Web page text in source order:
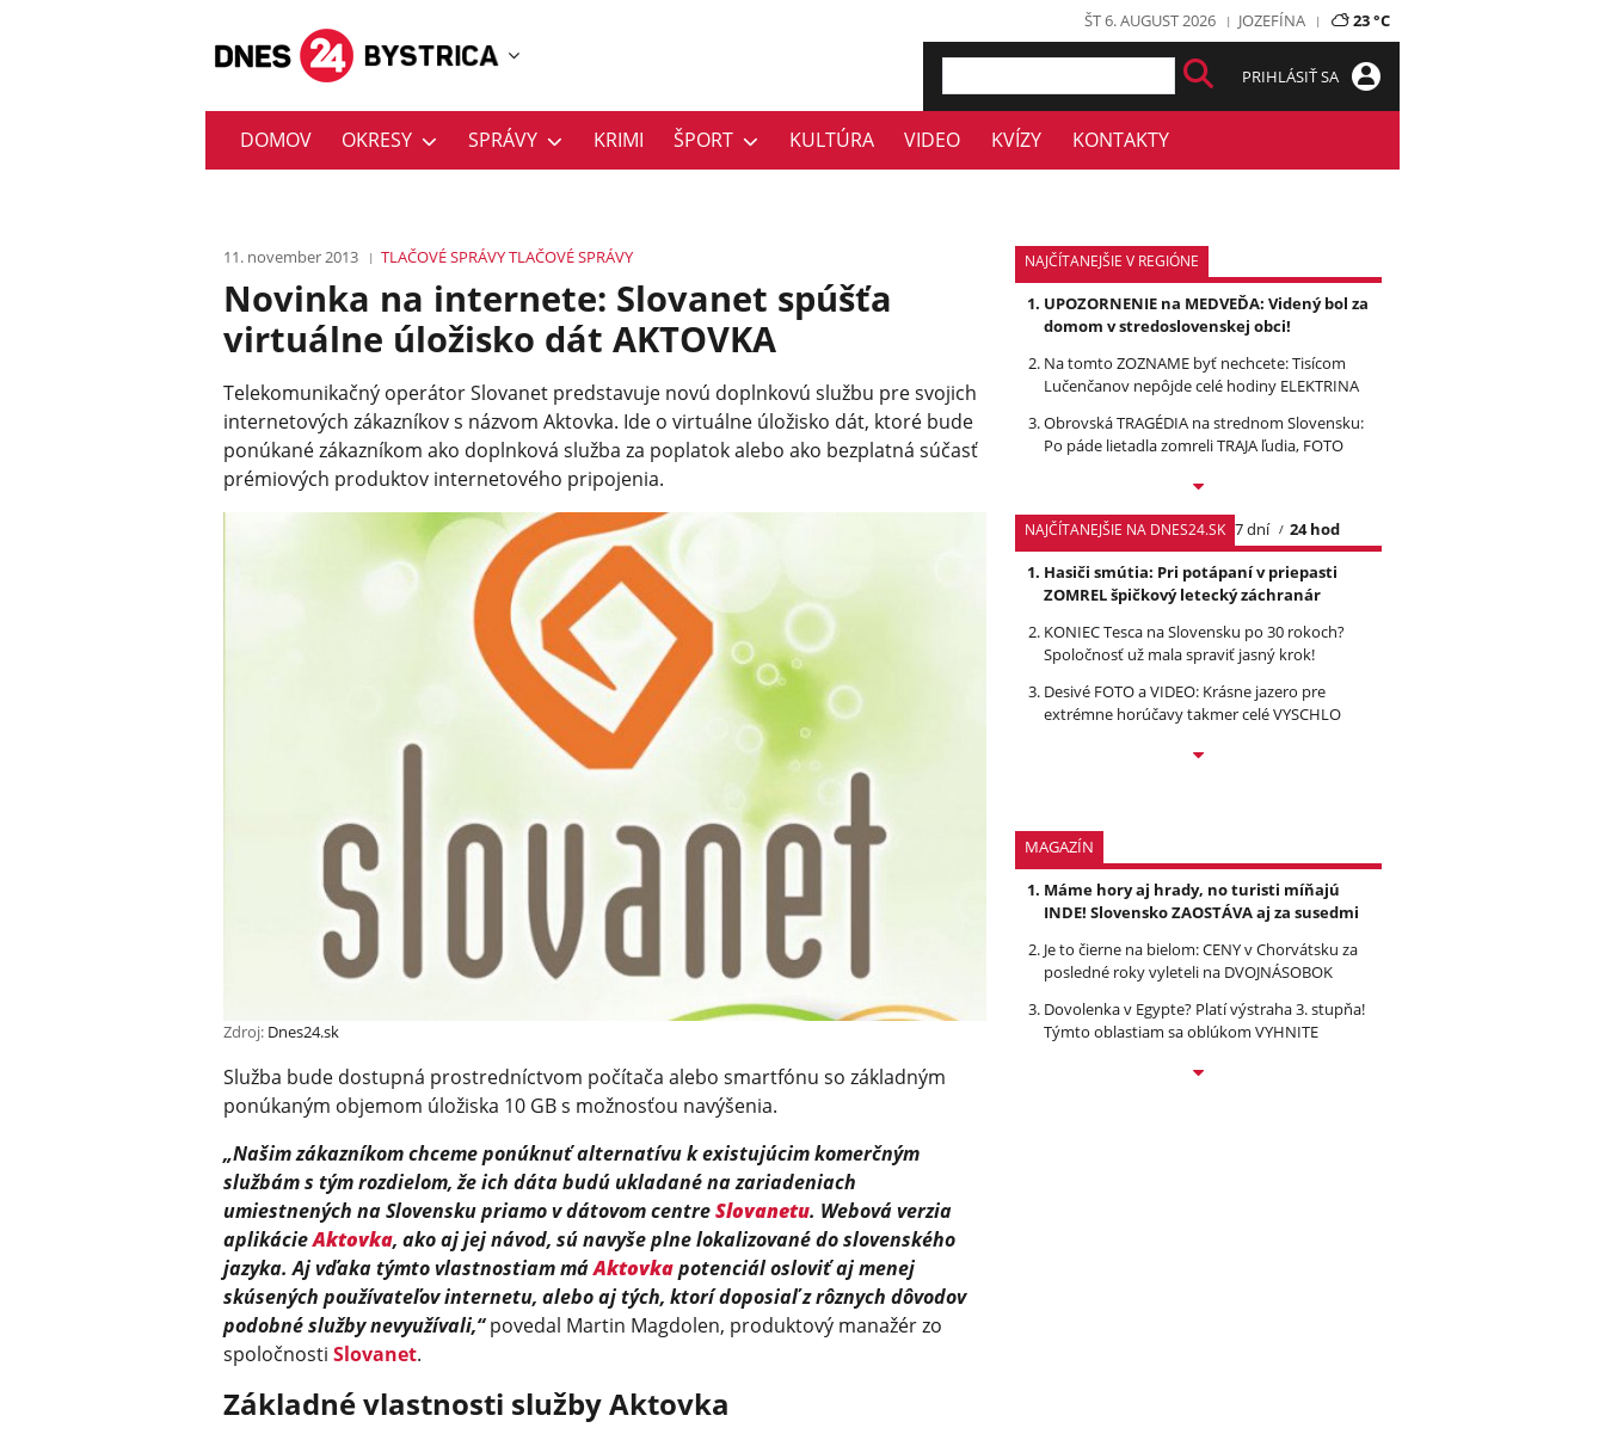
ŠT 6. AUGUST 2026 JOZEFÍNA 23 °C
PRIHLÁSIŤ SA
DOMOV OKRESY SPRÁVY KRIMI ŠPORT KULTÚRA VIDEO KVÍZY KONTAKTY
11. november 2013 TLAČOVÉ SPRÁVYTLAČOVÉ SPRÁVY
Novinka na internete: Slovanet spúšťa
virtuálne úložisko dát AKTOVKA
Telekomunikačný operátor Slovanet predstavuje novú doplnkovú službu pre svojich
internetových zákazníkov s názvom Aktovka. Ide o virtuálne úložisko dát, ktoré bude
ponúkané zákazníkom ako doplnková služba za poplatok alebo ako bezplatná súčasť
prémiových produktov internetového pripojenia.
Zdroj: Dnes24.sk
Služba bude dostupná prostredníctvom počítača alebo smartfónu so základným
ponúkaným objemom úložiska 10 GB s možnosťou navýšenia.
„Našim zákazníkom chceme ponúknuť alternatívu k existujúcim komerčným
službám s tým rozdielom, že ich dáta budú ukladané na zariadeniach
umiestnených na Slovensku priamo v dátovom centreSlovanetu. Webová verzia
aplikácieAktovka, ako aj jej návod, sú navyše plne lokalizované do slovenského
jazyka. Aj vďaka týmto vlastnostiam máAktovkapotenciál osloviť aj menej
skúsených používateľov internetu, alebo aj tých, ktorí doposiaľ z rôznych dôvodov
podobné služby nevyužívali,“povedal Martin Magdolen, produktový manažér zo
spoločnosti Slovanet.
Základné vlastnosti služby Aktovka
NAJČÍTANEJŠIE V REGIÓNE
UPOZORNENIE na MEDVEĎA: Videný bol za
domom v stredoslovenskej obci!
Na tomto ZOZNAME byť nechcete: Tisícom
Lučenčanov nepôjde celé hodiny ELEKTRINA
Obrovská TRAGÉDIA na strednom Slovensku:
Po páde lietadla zomreli TRAJA ľudia, FOTO
NAJČÍTANEJŠIE NA DNES24.SK 7 dní
24 hod
Hasiči smútia: Pri potápaní v priepasti
ZOMREL špičkový letecký záchranár
KONIEC Tesca na Slovensku po 30 rokoch?
Spoločnosť už mala spraviť jasný krok!
Desivé FOTO a VIDEO: Krásne jazero pre
extrémne horúčavy takmer celé VYSCHLO
MAGAZÍN
Máme hory aj hrady, no turisti míňajú
INDE! Slovensko ZAOSTÁVA aj za susedmi
Je to čierne na bielom: CENY v Chorvátsku za
posledné roky vyleteli na DVOJNÁSOBOK
Dovolenka v Egypte? Platí výstraha 3. stupňa!
Týmto oblastiam sa oblúkom VYHNITE